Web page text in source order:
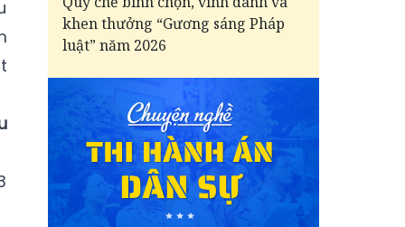
khen thưởng “Gương sáng Pháp
luật” năm 2026